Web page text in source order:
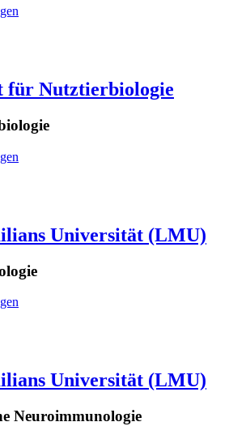
für Nutztierbiologie
Universität (LMU)
Universität (LMU)
Neuroimmunologie